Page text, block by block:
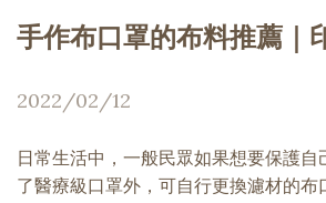
手作布口罩的布料推薦｜
2022/02/12
日常生活中，一般民眾如果想要保護自
了醫療級口罩外，可自行更換濾材的布